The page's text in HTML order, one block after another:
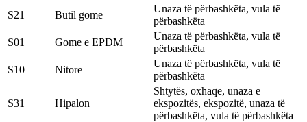
S21
Butil gome
Unaza të përbashkëta, vula të
përbashkëta
S01
Gome e EPDM
Unaza të përbashkëta, vula të
përbashkëta
S10
Nitore
Unaza të përbashkëta, vula të
përbashkëta
S31 Hipalon
Shtytës, oxhaqe, unaza e
ekspozitës, ekspozitë, unaza të
përbashkëta, vula të përbashkëta